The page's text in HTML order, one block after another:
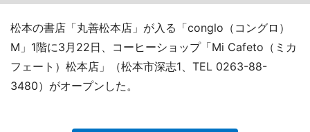
松本の書店「丸善松本店」が入る「conglo（コングロ）
M」1階に3月22日、コーヒーショップ「Mi Cafeto（ミカ
フェート）松本店」（松本市深志1、TEL 0263-88-
3480）がオープンした。